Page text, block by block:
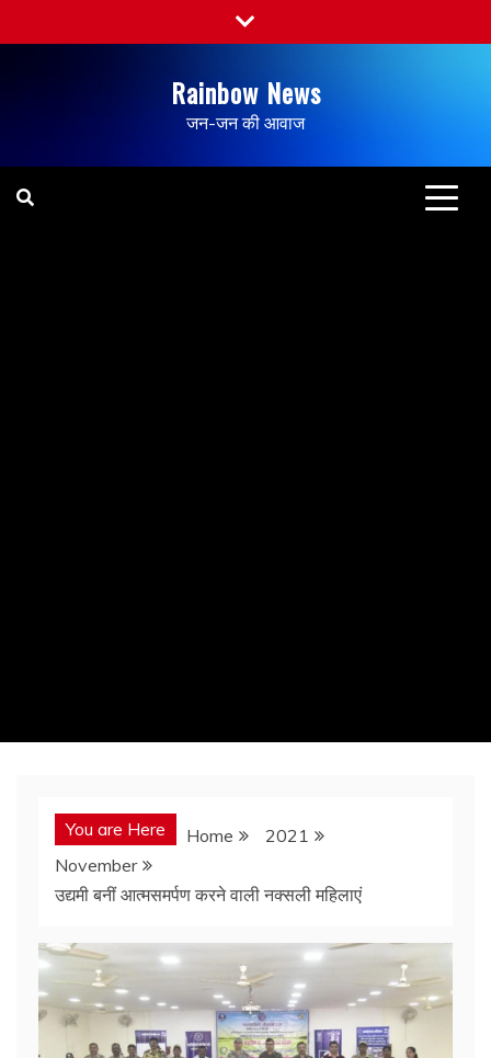
Rainbow News
जन-जन की आवाज
You are Here Home
2021
November
उद्यमी बनीं आत्मसमर्पण करने वाली नक्सली महिलाएं